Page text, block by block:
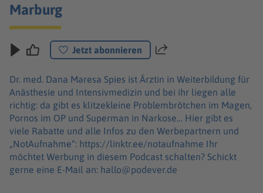
Marburg
Jetzt abonnieren Teilen
Dr. med. Dana Maresa Spies ist Ärztin in Weiterbildung für
Anästhesie und Intensivmedizin und bei ihr liegen alle
richtig: da gibt es klitzekleine Problembrötchen im Magen,
Pornos im OP und Superman in Narkose… Hier gibt es
viele Rabatte und alle Infos zu den Werbepartnern und
„NotAufnahme“: https://linktr.ee/notaufnahme Ihr
möchtet Werbung in diesem Podcast schalten? Schickt
gerne eine E-Mail an: hallo@podever.de